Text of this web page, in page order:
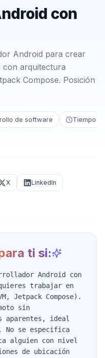
con
Android para crear
con arquitectura
Compose. Posición
de software Tiempo
X LinkedIn
ti si:
Android con
trabajar en
Jetpack Compose).
sin
aparentes, ideal
No se especifica
alguien con nivel
de ubicación